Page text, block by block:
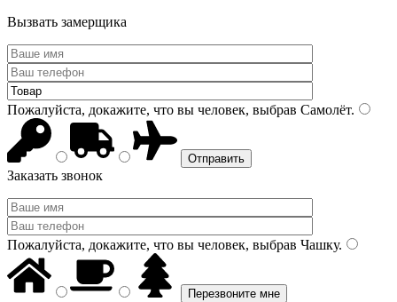
Вызвать замерщика
Пожалуйста, докажите, что вы человек, выбрав Самолёт.
Заказать звонок
Пожалуйста, докажите, что вы человек, выбрав Чашку.